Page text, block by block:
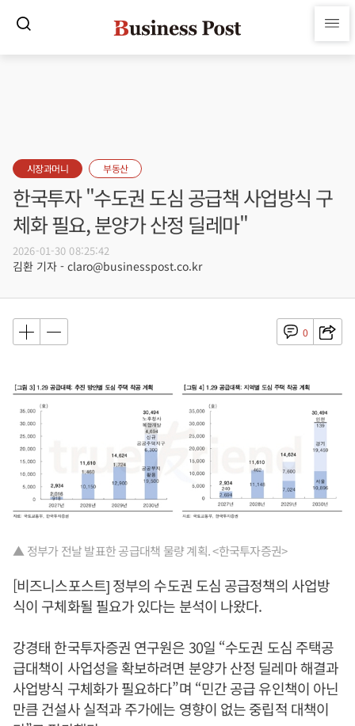
시장과머니 부동산
한국투자 "수도권 도심 공급책 사업방식 구
체화 필요, 분양가 산정 딜레마"
2026-01-30 08:25:42
김환 기자 - claro@businesspost.co.kr
0
▲ 정부가 전날 발표한 공급대책 물량 계획. <한국투자증권>
[비즈니스포스트] 정부의 수도권 도심 공급정책의 사업방
식이 구체화될 필요가 있다는 분석이 나왔다.
강경태 한국투자증권 연구원은 30일 “수도권 도심 주택공
급대책이 사업성을 확보하려면 분양가 산정 딜레마 해결과
사업방식 구체화가 필요하다”며 “민간 공급 유인책이 아닌
만큼 건설사 실적과 주가에는 영향이 없는 중립적 대책이